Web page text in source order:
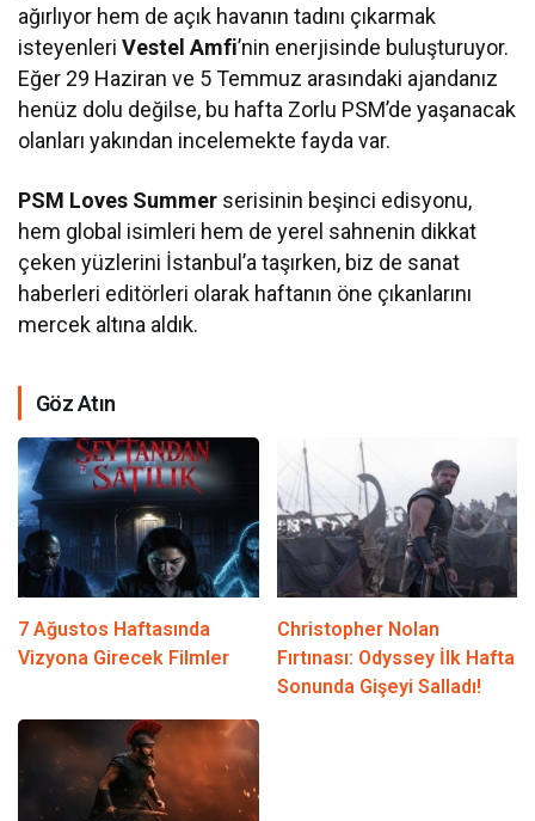
ağırlıyor hem de açık havanın tadını çıkarmak
isteyenleriVestel Amfi’nin enerjisinde buluşturuyor.
Eğer 29 Haziran ve 5 Temmuz arasındaki ajandanız
henüz dolu değilse, bu hafta Zorlu PSM’de yaşanacak
olanları yakından incelemekte fayda var.
PSM Loves Summer serisinin beşinci edisyonu,
hem global isimleri hem de yerel sahnenin dikkat
çeken yüzlerini İstanbul’a taşırken, biz de sanat
haberleri editörleri olarak haftanın öne çıkanlarını
mercek altına aldık.
Göz Atın
7 Ağustos Haftasında
Vizyona Girecek Filmler
Christopher Nolan
Fırtınası: Odyssey İlk Hafta
Sonunda Gişeyi Salladı!